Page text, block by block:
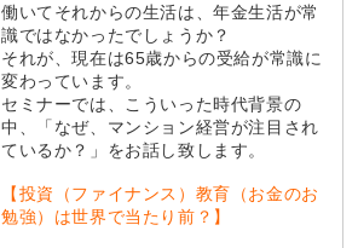
働いてそれからの生活は、年金生活が常
識ではなかったでしょうか？
それが、現在は65歳からの受給が常識に
変わっています。
セミナーでは、こういった時代背景の
中、「なぜ、マンション経営が注目され
ているか？」をお話し致します。
【投資（ファイナンス）教育（お金のお
勉強）は世界で当たり前？】